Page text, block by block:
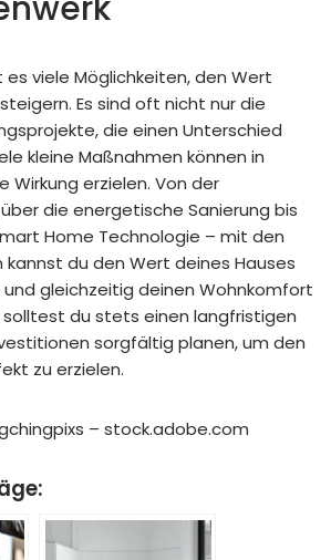
viele Möglichkeiten, den Wert
Es sind oft nicht nur die
die einen Unterschied
kleine Maßnahmen können in
Wirkung erzielen. Von der
die energetische Sanierung bis
Home Technologie – mit den
du den Wert deines Hauses
gleichzeitig deinen Wohnkomfort
solltest du stets einen langfristigen
sorgfältig planen, um den
zu erzielen.
– stock.adobe.com